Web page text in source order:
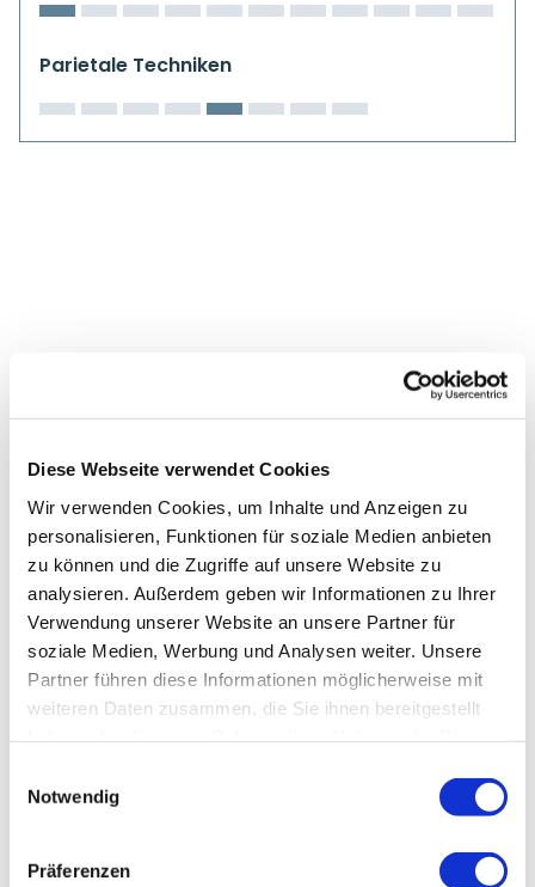
Diese Webseite verwendet Cookies
Wir verwenden Cookies, um Inhalte und Anzeigen zu
personalisieren, Funktionen für soziale Medien anbieten
zu können und die Zugriffe auf unsere Website zu
analysieren. Außerdem geben wir Informationen zu Ihrer
Verwendung unserer Website an unsere Partner für
soziale Medien, Werbung und Analysen weiter. Unsere
Partner führen diese Informationen möglicherweise mit
weiteren Daten zusammen, die Sie ihnen bereitgestellt
Notwendig
Präferenzen
Parietale Techniken
Human Reset Week
Kursorte mit Kursangeboten